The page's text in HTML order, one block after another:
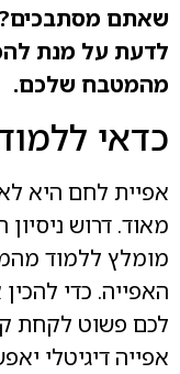
שאתם
לדעת על מנת
מהמטבח שלכם.
כדאי
אפיית לחם היא
מאוד. דרוש
מומלץ ללמוד
האפייה. כדי
לכם פשוט לקחת
אפייה דיגיטלי